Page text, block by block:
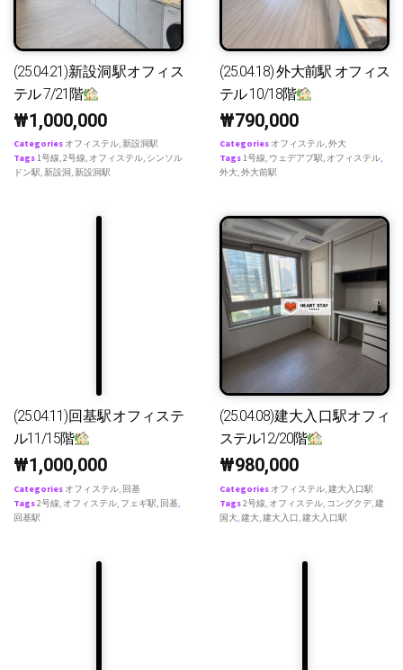
(25.04.21)新設洞駅オフィス
テル 7/21階
₩1,000,000
Categories オフィステル,新設洞駅
Tags1号線,2号線, オフィステル, シンソル
ドン駅,新設洞 ,新設洞駅
(25.04.18) 外大前駅 オフィス
テル 10/18階
₩790,000
Categories オフィステル,外大
Tags1号線, ウェデアプ駅, オフィステル,
外大,外大前駅
(25.04.11)回基駅オフィステ
ル11/15階
₩1,000,000
Categories オフィステル, 回基
Tags2号線, オフィステル, フェギ駅, 回基,
回基駅
(25.04.08)建大入口駅オフィ
ステル12/20階
₩980,000
Categories オフィステル,建大入口駅
Tags2号線, オフィステル, コングクデ,建
国大,建大,建大入口,建大入口駅